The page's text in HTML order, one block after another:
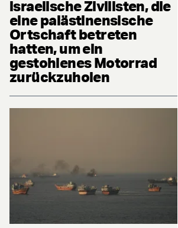
israelische Zivilisten, die
eine palästinensische
Ortschaft betreten
hatten, um ein
gestohlenes Motorrad
zurückzuholen